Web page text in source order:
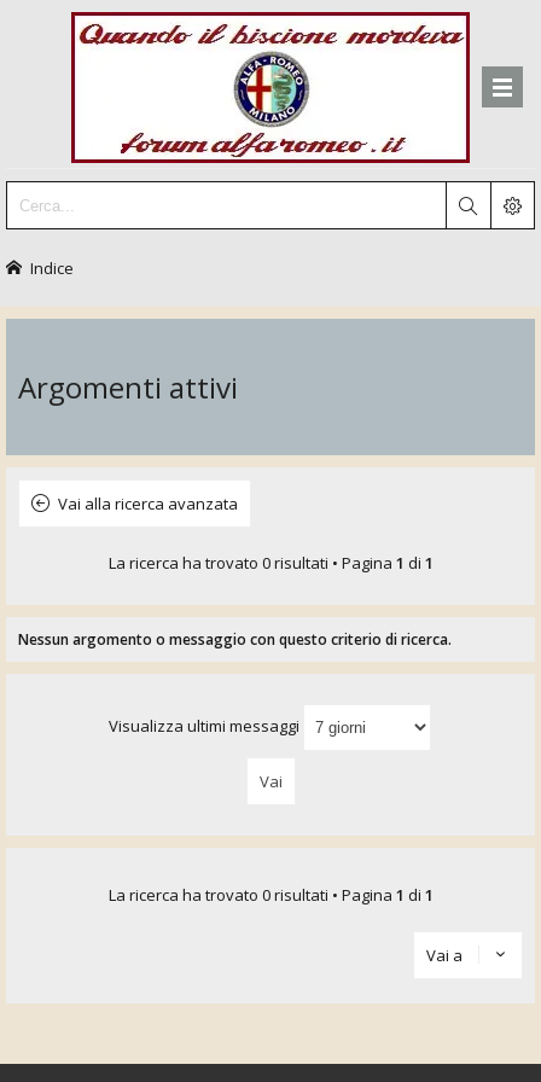
Indice
Argomenti attivi
Vai alla ricerca avanzata
La ricerca ha trovato 0 risultati • Pagina 1 di 1
Nessun argomento o messaggio con questo criterio di ricerca.
Visualizza ultimi messaggi
La ricerca ha trovato 0 risultati • Pagina 1 di 1
Vai a